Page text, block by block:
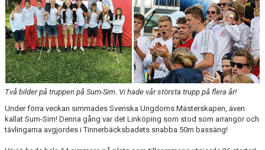
AVGIFTER
JOBBA HOS OSS
KONTAKT
Två bilder på truppen på Sum-Sim. Vi hade vår största trupp på flera år!
Under förra veckan simmades Svenska Ungdoms Mästerskapen, även
kallat Sum-Sim! Denna gång var det Linköping som stod som arrangör och
tävlingarna avgjordes i Tinnerbäcksbadets snabba 50m bassäng!